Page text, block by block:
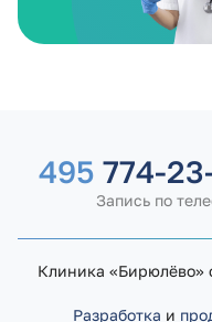
495 774-
Запись по
Клиника «Бирюлёво»
Разработка и